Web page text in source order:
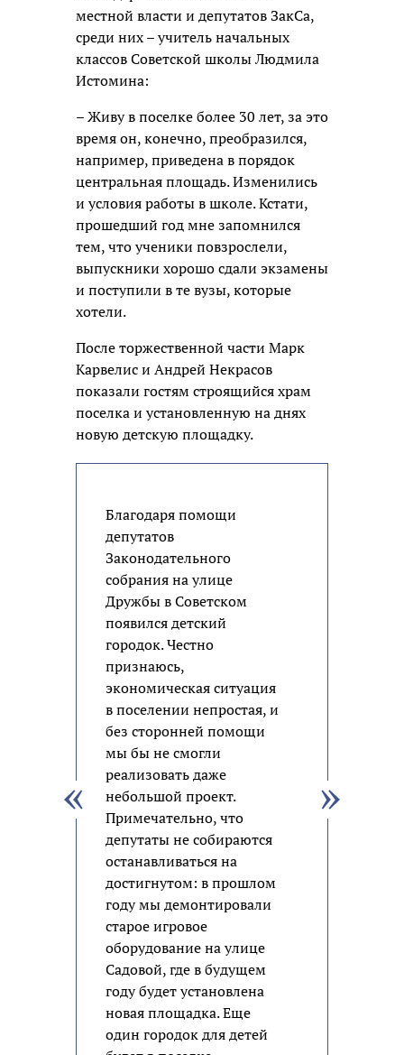
местной власти и депутатов ЗакСа,
среди них – учитель начальных
классов Советской школы Людмила
Истомина:
– Живу в поселке более 30 лет, за это
время он, конечно, преобразился,
например, приведена в порядок
центральная площадь. Изменились
и условия работы в школе. Кстати,
прошедший год мне запомнился
тем, что ученики повзрослели,
выпускники хорошо сдали экзамены
и поступили в те вузы, которые
хотели.
После торжественной части Марк
Карвелис и Андрей Некрасов
показали гостям строящийся храм
поселка и установленную на днях
новую детскую площадку.
Благодаря помощи
депутатов
Законодательного
собрания на улице
Дружбы в Советском
появился детский
городок. Честно
признаюсь,
экономическая ситуация
в поселении непростая, и
без сторонней помощи
мы бы не смогли
реализовать даже
небольшой проект.
Примечательно, что
депутаты не собираются
останавливаться на
достигнутом: в прошлом
году мы демонтировали
старое игровое
оборудование на улице
Садовой, где в будущем
году будет установлена
новая площадка. Еще
один городок для детей